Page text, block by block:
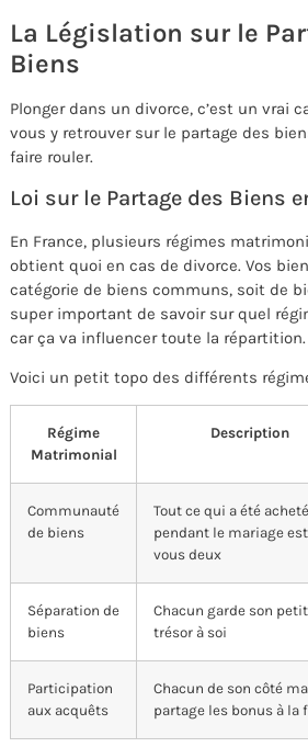
La Législation sur le
Biens
Plonger dans un divorce, c’est un vrai
vous y retrouver sur le partage des
faire rouler.
Loi sur le Partage des Biens
En France, plusieurs régimes
obtient quoi en cas de divorce. Vos
catégorie de biens communs, soit de
super important de savoir sur quel
car ça va influencer toute la répartition.
Voici un petit topo des différents
Régime
Matrimonial
Description
Communauté
de biens
Tout ce qui a été acheté
pendant le mariage
vous deux
Séparation de
biens
Chacun garde son petit
trésor à soi
Participation
aux acquêts
Chacun de son côté
partage les bonus à la